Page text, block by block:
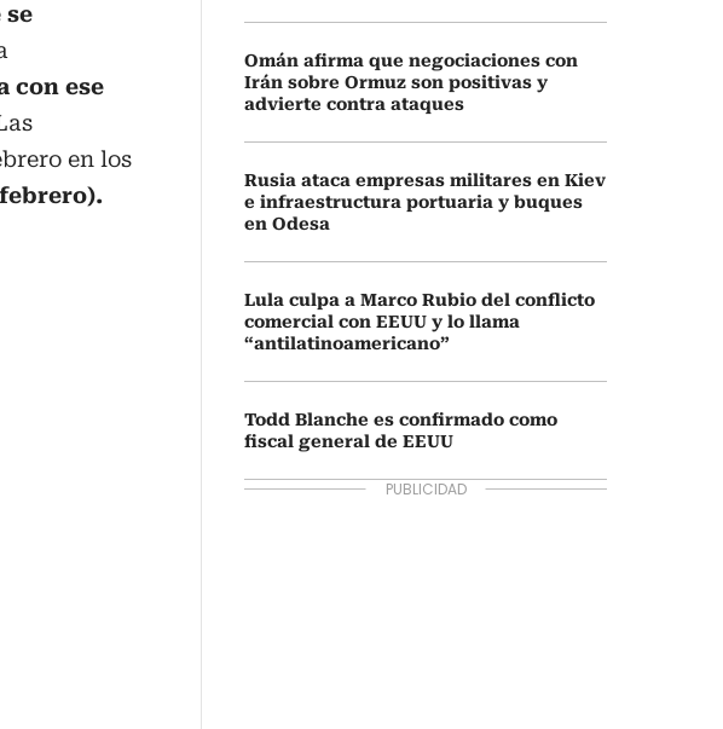
se
con ese
en los
Omán afirma que negociaciones con
Irán sobre Ormuz son positivas y
advierte contra ataques
Rusia ataca empresas militares en Kiev
e infraestructura portuaria y buques
en Odesa
Lula culpa a Marco Rubio del conflicto
comercial con EEUU y lo llama
“antilatinoamericano”
Todd Blanche es confirmado como
fiscal general de EEUU